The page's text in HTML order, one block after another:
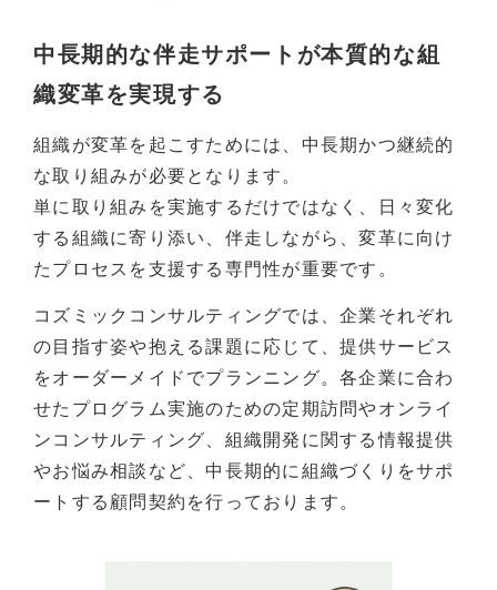
中長期的な伴走サポートが本質的な組
織変革を実現する
組織が変革を起こすためには、中長期かつ継続的
な取り組みが必要となります。
単に取り組みを実施するだけではなく、日々変化
する組織に寄り添い、伴走しながら、変革に向け
たプロセスを支援する専門性が重要です。
コズミックコンサルティングでは、企業それぞれ
の目指す姿や抱える課題に応じて、提供サービス
をオーダーメイドでプランニング。各企業に合わ
せたプログラム実施のための定期訪問やオンライ
ンコンサルティング、組織開発に関する情報提供
やお悩み相談など、中長期的に組織づくりをサポ
ートする顧問契約を行っております。